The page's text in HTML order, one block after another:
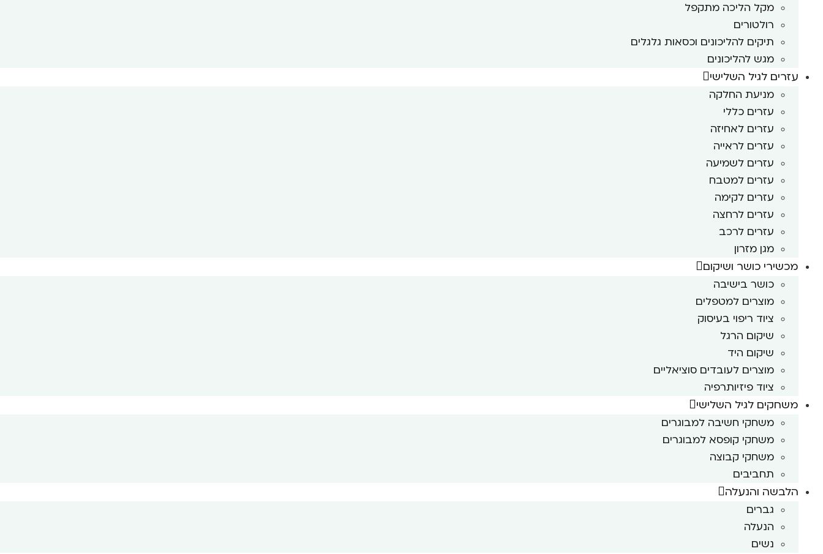
מקל הליכה מתקפל
רולטורים
תיקים להליכונים וכסאות גלגלים
מגש להליכונים
עזרים לגיל השלישי
מניעת החלקה
עזרים כללי
עזרים לאחיזה
עזרים לראייה
עזרים לשמיעה
עזרים למטבח
עזרים לקימה
עזרים לרחצה
עזרים לרכב
מגן מזרון
מכשירי כושר ושיקום
כושר בישיבה
מוצרים למטפלים
ציוד ריפוי בעיסוק
שיקום הרגל
שיקום היד
מוצרים לעובדים סוציאליים
ציוד פיזיותרפיה
משחקים לגיל השלישי
משחקי חשיבה למבוגרים
משחקי קופסא למבוגרים
משחקי קבוצה
תחביבים
הלבשה והנעלה
גברים
הנעלה
נשים